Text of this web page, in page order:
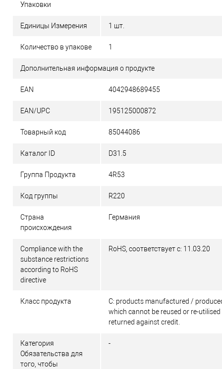
Упаковки
Единицы Измерения 1 шт.
Количество в упакове 1
Дополнительная информация о продукте
EAN 4042948689455
EAN/UPC 195125000872
Товарный код 85044086
Каталог ID D31.5
Группа Продукта 4R53
Код группы R220
Страна
происхождения
Германия
Compliance with the
substance restrictions
according to RoHS
directive
RoHS, соответствует с: 11.03.20
Класс продукта
C: products manufactured /
which cannot be reused or re-utilised
returned against credit.
Категория
Обязательства для
того, чтобы
-